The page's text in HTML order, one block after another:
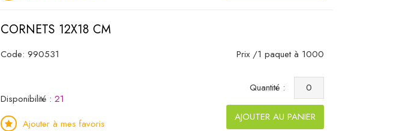
CORNETS 12X18 CM
Code: 990531
Disponibilité : 21
Ajouter à mes favoris
Prix /1 paquet à 1000
Quantité :
AJOUTER AU PANIER